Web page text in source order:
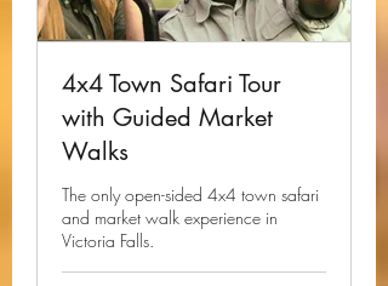
4x4 Town Safari Tour
with Guided Market
Walks
The only open-sided 4x4 town safari
and market walk experience in
Victoria Falls.